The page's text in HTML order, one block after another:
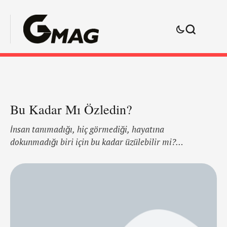
Bu Kadar Mı Özledin?
İnsan tanımadığı, hiç görmediği, hayatına
dokunmadığı biri için bu kadar üzülebilir mi?
vardır; Ozancan Akkuş ODTÜ 'de Elektrik Elektronik
Mühendisliği bölümü öğrencisiydi, henüz hazırlık
ve sosyal medya hesabından "Gözlerimizden akan yaş